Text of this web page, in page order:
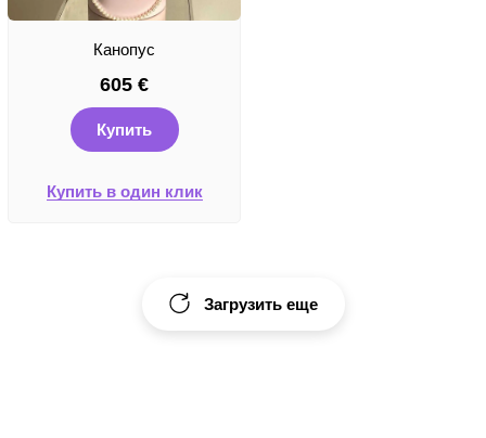
Канопус
605 €
Купить
Купить в один клик
Загрузить еще